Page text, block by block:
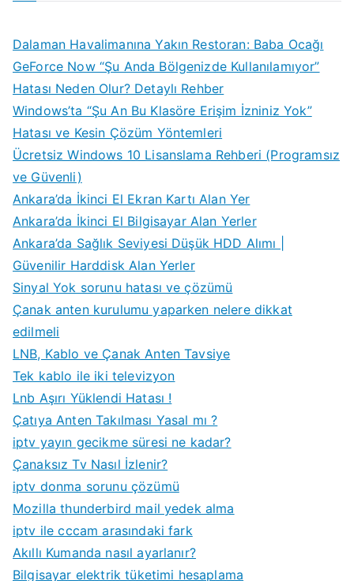
Dalaman Havalimanına Yakın Restoran: Baba Ocağı
GeForce Now “Şu Anda Bölgenizde Kullanılamıyor”
Hatası Neden Olur? Detaylı Rehber
Windows’ta “Şu An Bu Klasöre Erişim İzniniz Yok”
Hatası ve Kesin Çözüm Yöntemleri
Ücretsiz Windows 10 Lisanslama Rehberi (Programsız
ve Güvenli)
Ankara’da İkinci El Ekran Kartı Alan Yer
Ankara’da İkinci El Bilgisayar Alan Yerler
Ankara’da Sağlık Seviyesi Düşük HDD Alımı |
Güvenilir Harddisk Alan Yerler
Sinyal Yok sorunu hatası ve çözümü
Çanak anten kurulumu yaparken nelere dikkat
edilmeli
LNB, Kablo ve Çanak Anten Tavsiye
Tek kablo ile iki televizyon
Lnb Aşırı Yüklendi Hatası !
Çatıya Anten Takılması Yasal mı ?
iptv yayın gecikme süresi ne kadar?
Çanaksız Tv Nasıl İzlenir?
iptv donma sorunu çözümü
Mozilla thunderbird mail yedek alma
iptv ile cccam arasındaki fark
Akıllı Kumanda nasıl ayarlanır?
Bilgisayar elektrik tüketimi hesaplama